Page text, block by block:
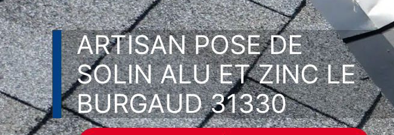
ARTISAN POSE DE
SOLIN ALU ET ZINC LE
BURGAUD 31330